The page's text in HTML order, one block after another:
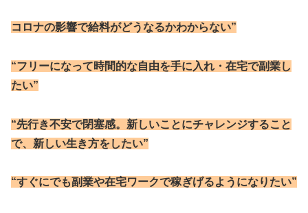
コロナの影響で給料がどうなるかわからない”
“フリーになって時間的な自由を手に入れ・在宅で副業し
たい”
“先行き不安で閉塞感。新しいことにチャレンジすること
で、新しい生き方をしたい”
“すぐにでも副業や在宅ワークで稼ぎげるようになりたい”